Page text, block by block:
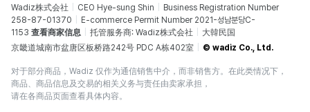
Wadiz株式会社 CEO Hye-sung Shin
Business Registration Number
258-87-01370
E-commerce Permit Number 2021-성남분당C-
1153 查看商家信息 托管服务商: Wadiz株式会社
大韓民国
京畿道城南市盆唐区板桥路242号 PDC A栋402室
© wadiz Co., Ltd.
对于部分商品，Wadiz 仅作为通信销售中介，而非销售方。在此类情况下，
商品、商品信息及交易的相关义务与责任由卖家承担，
请在各商品页面查看具体内容。